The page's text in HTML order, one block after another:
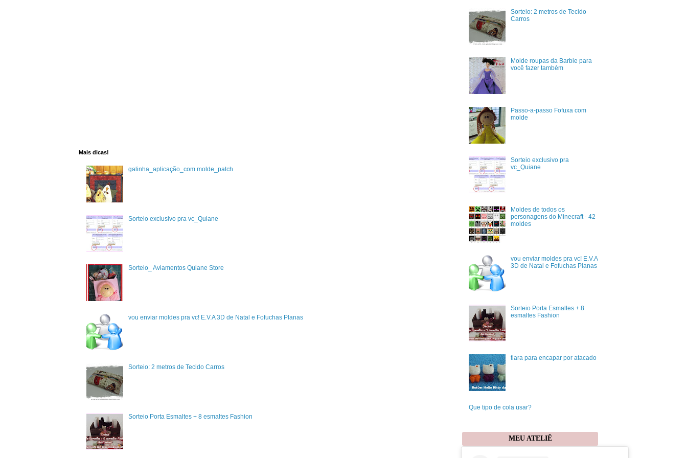
Mais dicas!
galinha_aplicação_com molde_patch
Sorteio exclusivo pra vc_Quiane
Sorteio_ Aviamentos Quiane Store
vou enviar moldes pra vc! E.V.A 3D de Natal e Fofuchas Planas
Sorteio: 2 metros de Tecido Carros
Sorteio Porta Esmaltes + 8 esmaltes Fashion
Sorteio: 2 metros de Tecido
Carros
Molde roupas da Barbie para
você fazer também
Passo-a-passo Fofuxa com
molde
Sorteio exclusivo pra
vc_Quiane
Moldes de todos os
personagens do Minecraft - 42
moldes
vou enviar moldes pra vc! E.V.A
3D de Natal e Fofuchas Planas
Sorteio Porta Esmaltes + 8
esmaltes Fashion
tiara para encapar por atacado
Que tipo de cola usar?
MEU ATELIÊ